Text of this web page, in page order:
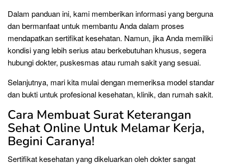
Dalam panduan ini, kami memberikan informasi yang berguna
dan bermanfaat untuk membantu Anda dalam proses
mendapatkan sertifikat kesehatan. Namun, jika Anda memiliki
kondisi yang lebih serius atau berkebutuhan khusus, segera
hubungi dokter, puskesmas atau rumah sakit yang sesuai.
Selanjutnya, mari kita mulai dengan memeriksa model standar
dan bukti untuk profesional kesehatan, klinik, dan rumah sakit.
Cara Membuat Surat Keterangan
Sehat Online Untuk Melamar Kerja,
Begini Caranya!
Sertifikat kesehatan yang dikeluarkan oleh dokter sangat